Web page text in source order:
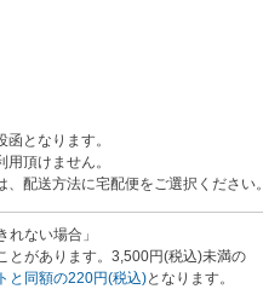
となります。
頂けません。
配送方法に宅配便をご選択ください。
れない場合」
とがあります。3,500円(税込)未満の
と同額の220円(税込)となります。